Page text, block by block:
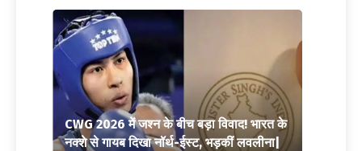
CWG 2026 में जश्न के बीच बड़ा विवाद! भारत के
नक्शे से गायब दिखा नॉर्थ-ईस्ट, भड़कीं लवलीना|